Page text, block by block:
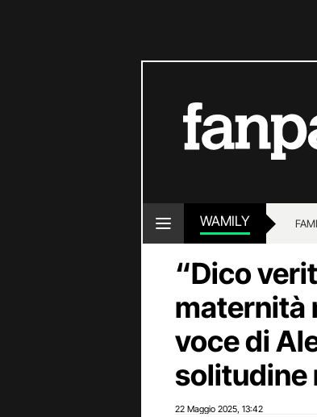
WAMILY
“Dico
maternità
voce di
solitudine
22 Maggio 2025 13:42